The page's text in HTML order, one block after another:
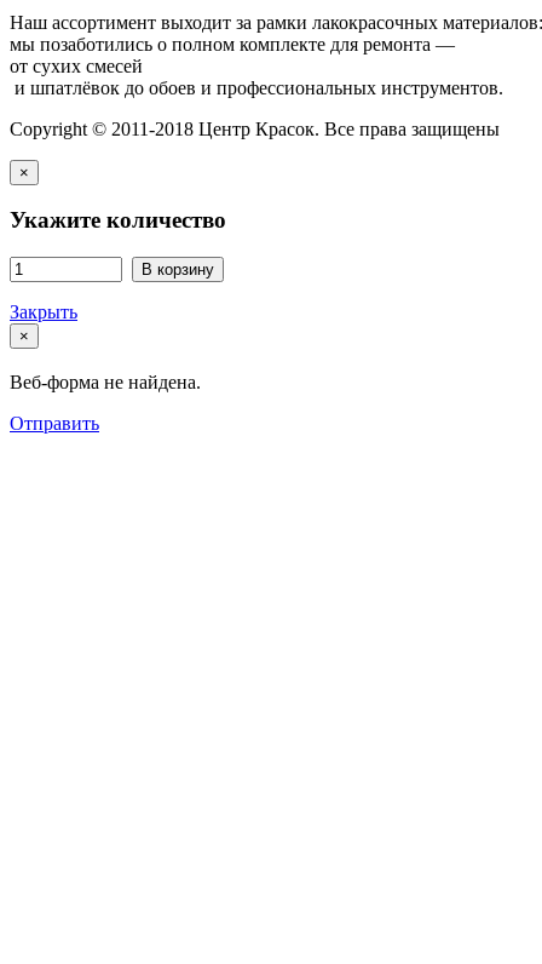
Наш ассортимент выходит за рамки лакокрасочных
мы позаботились о полном комплекте для ремонта —
от сухих смесей
и шпатлёвок до обоев и профессиональных инструментов.
Copyright © 2011-2018 Центр Красок. Все права защищены
×
Укажите количество
В корзину
Закрыть
×
Веб-форма не найдена.
Отправить